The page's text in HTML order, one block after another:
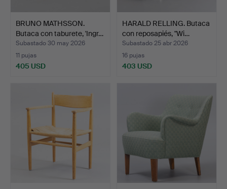
BRUNO MATHSSON.
Butaca con taburete, 'Ingr…
Subastado 30 may 2026
11 pujas
405 USD
HARALD RELLING. Butaca
con reposapiés, "Wi…
Subastado 25 abr 2026
16 pujas
403 USD